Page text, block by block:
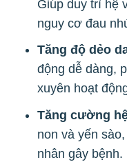
Giúp duy trì hệ
nguy cơ đau
Tăng độ dẻo
động dễ dàng,
xuyên hoạt
Tăng cường
non và yến
nhân gây bệnh.